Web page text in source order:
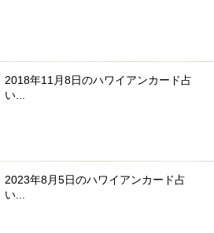
2018年11月8日のハワイアンカード占
い...
2023年8月5日のハワイアンカード占
い...